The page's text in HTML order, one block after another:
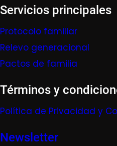
Servicios principales
Protocolo familiar
Relevo generacional
Pactos de familia
Términos y
Política de Privacidad y
Newsletter